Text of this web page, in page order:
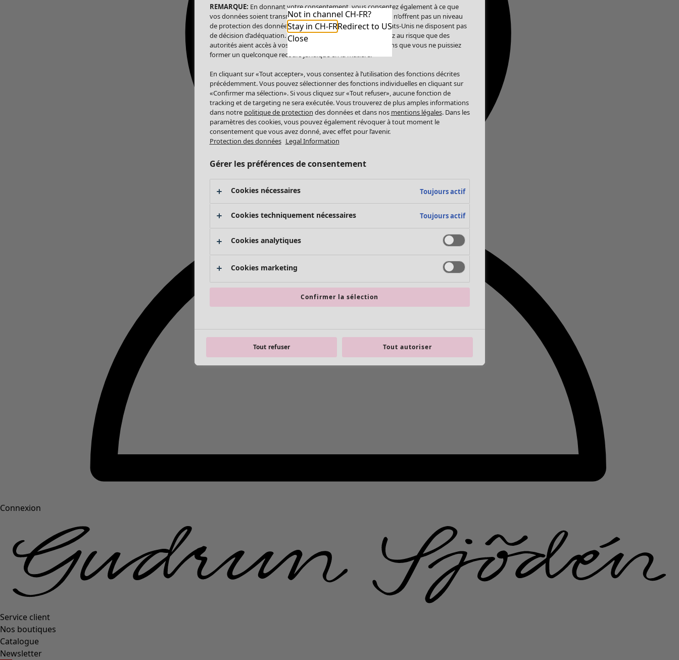
Connexion
Service client
Nos boutiques
Catalogue
Newsletter
Not in channel CH-FR?
Stay in CH-FRRedirect to US
Close
REMARQUE: En donnant votre consentement, vous consentez également à ce que
vos données soient transmises aux États-Unis. Les États-Unis n’offrent pas un niveau
de protection des données comparable à celui de l’UE. Les États-Unis ne disposent pas
de décision d’adéquation. Par conséquent, vous vous exposez au risque que des
autorités aient accès à vos données à caractère personnel sans que vous ne puissiez
former un quelconque recours juridique en la matière.
En cliquant sur «Tout accepter», vous consentez à l’utilisation des fonctions décrites
précédemment. Vous pouvez sélectionner des fonctions individuelles en cliquant sur
«Confirmer ma sélection». Si vous cliquez sur «Tout refuser», aucune fonction de
tracking et de targeting ne sera exécutée. Vous trouverez de plus amples informations
dans notre politique de protection des données et dans nos mentions légales. Dans les
paramètres des cookies, vous pouvez également révoquer à tout moment le
consentement que vous avez donné, avec effet pour l’avenir.
Protection des données Legal Information
Gérer les préférences de consentement
Cookies nécessaires Toujours actif
Cookies techniquement nécessaires Toujours actif
Cookies analytiques
Cookies marketing
Confirmer la sélection
Tout refuser Tout autoriser